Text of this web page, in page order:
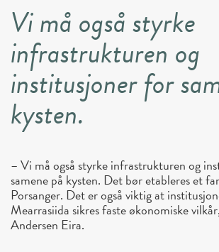
Vi må også styrke
infrastrukturen og
institusjoner for
kysten.
– Vi må også styrke infrastrukturen og
samene på kysten. Det bør etableres et
Porsanger. Det er også viktig at
Mearrasiida sikres faste økonomiske
Andersen Eira.